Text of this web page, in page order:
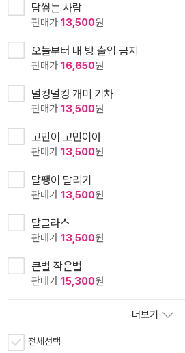
담쌓는 사람
판매가 13,500원
오늘부터 내 방 출입 금지
판매가 16,650원
덜컹덜컹 개미 기차
판매가 13,500원
고민이 고민이야
판매가 13,500원
달팽이 달리기
판매가 13,500원
달글라스
판매가 13,500원
큰별 작은별
판매가 15,300원
더보기
전체선택